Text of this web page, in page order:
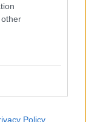
Policy
magyar-
és Excel
2007
Egy
a…